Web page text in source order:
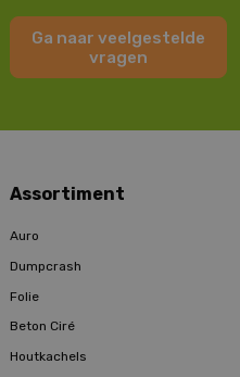
Ga naar veelgestelde
vragen
Assortiment
Auro
Dumpcrash
Folie
Beton Ciré
Houtkachels